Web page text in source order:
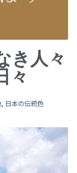
き人々
々
日本の伝統色